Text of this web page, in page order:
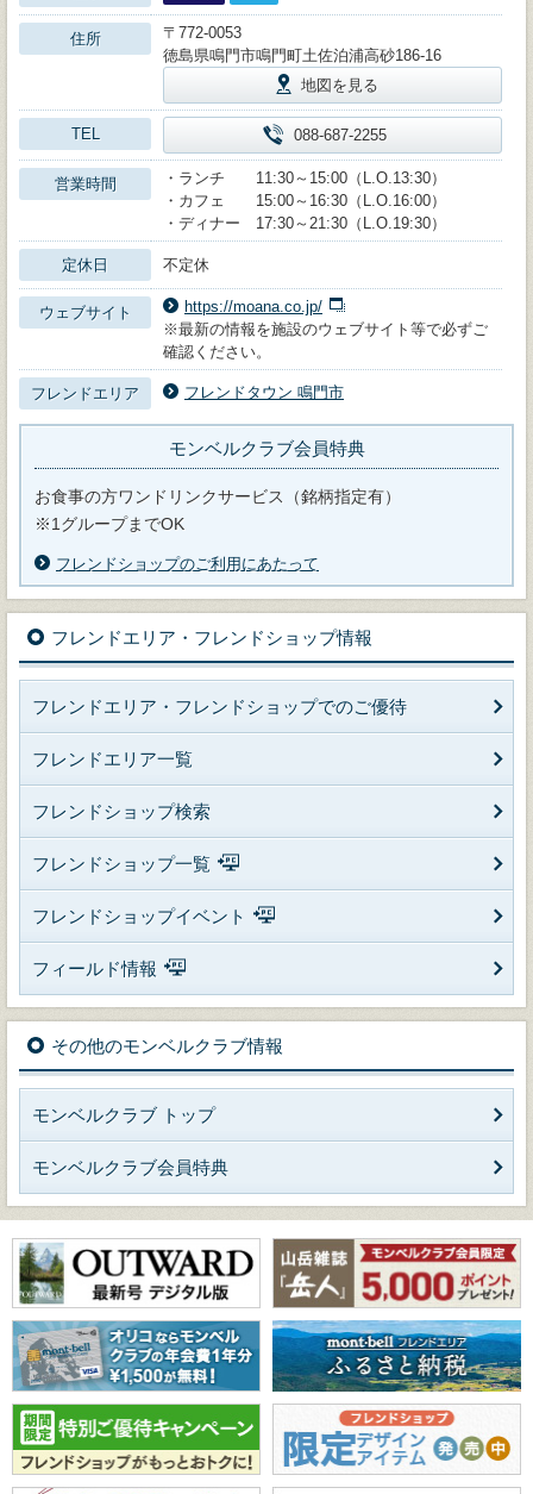
住所
〒772-0053
徳島県鳴門市鳴門町土佐泊浦高砂186-16
地図を見る
TEL 088-687-2255
営業時間
・ランチ 11:30～15:00（L.O.13:30）
・カフェ 15:00～16:30（L.O.16:00）
・ディナー 17:30～21:30（L.O.19:30）
定休日 不定休
ウェブサイト
https://moana.co.jp/
※最新の情報を施設のウェブサイト等で必ずご
確認ください。
フレンドエリア フレンドタウン 鳴門市
モンベルクラブ会員特典
お食事の方ワンドリンクサービス（銘柄指定有）
※1グループまでOK
フレンドショップのご利用にあたって
フレンドエリア・フレンドショップ情報
フレンドエリア・フレンドショップでのご優待
フレンドエリア一覧
フレンドショップ検索
フレンドショップ一覧
フレンドショップイベント
フィールド情報
その他のモンベルクラブ情報
モンベルクラブ トップ
モンベルクラブ会員特典